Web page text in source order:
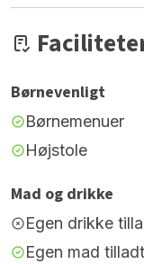
Børnevenligt
Børnemenuer
Højstole
Mad og drikke
Egen drikke
Egen mad tilladt